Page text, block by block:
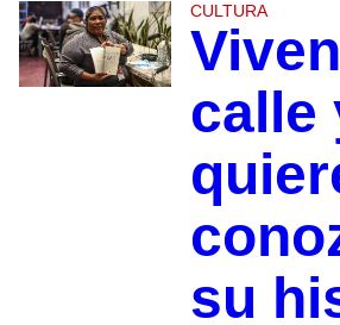
CULTURA
calle
su